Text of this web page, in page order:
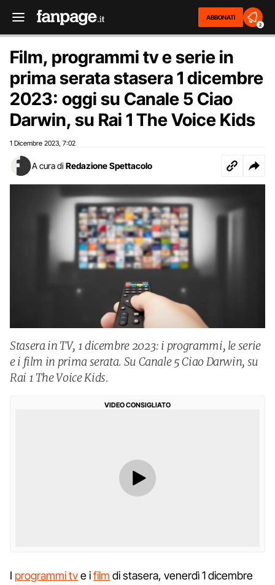
ABBONATI
2
Film, programmi tv e serie in
prima serata stasera 1 dicembre
2023: oggi su Canale 5 Ciao
Darwin, su Rai 1 The Voice Kids
1 Dicembre 2023 7:02
A cura di Redazione Spettacolo
Stasera in TV, 1 dicembre 2023: i programmi, le serie
e i film in prima serata. Su Canale 5 Ciao Darwin, su
Rai 1 The Voice Kids.
VIDEO CONSIGLIATO
I programmi tve ifilm di stasera, venerdì 1 dicembre